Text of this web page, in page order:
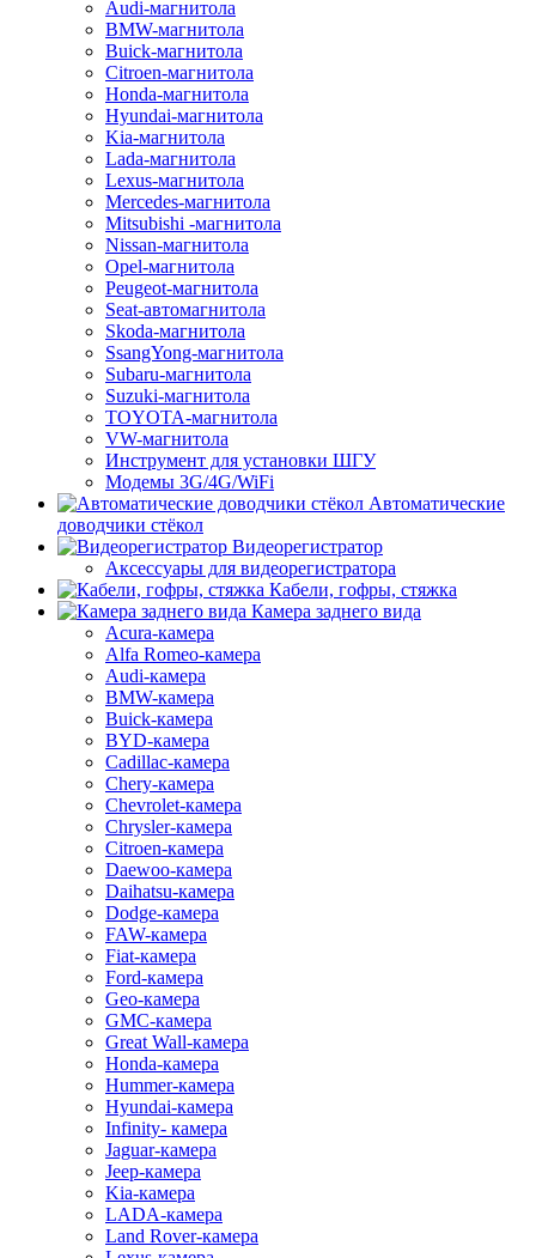
Audi-магнитола
BMW-магнитола
Buick-магнитола
Citroen-магнитола
Honda-магнитола
Hyundai-магнитола
Kia-магнитола
Lada-магнитола
Lexus-магнитола
Mercedes-магнитола
Mitsubishi -магнитола
Nissan-магнитола
Opel-магнитола
Peugeot-магнитола
Seat-автомагнитола
Skoda-магнитола
SsangYong-магнитола
Subaru-магнитола
Suzuki-магнитола
TOYOTA-магнитола
VW-магнитола
Инструмент для установки ШГУ
Модемы 3G/4G/WiFi
Автоматические
доводчики стёкол
Видеорегистратор
Аксессуары для видеорегистратора
Кабели, гофры, стяжка
Камера заднего вида
Acura-камера
Alfa Romeo-камера
Audi-камера
BMW-камера
Buick-камера
BYD-камера
Cadillac-камера
Chery-камера
Chevrolet-камера
Chrysler-камера
Citroen-камера
Daewoo-камера
Daihatsu-камера
Dodge-камера
FAW-камера
Fiat-камера
Ford-камера
Geo-камера
GMC-камера
Great Wall-камера
Honda-камера
Hummer-камера
Hyundai-камера
Infinity- камера
Jaguar-камера
Jeep-камера
Kia-камера
LADA-камера
Land Rover-камера